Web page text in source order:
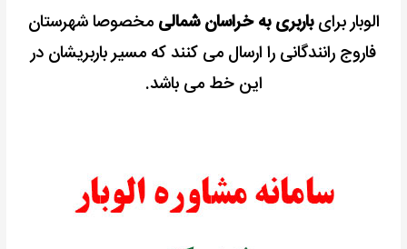
الوبار برایباربری به خراسان شمالیمخصوصا شهرستان
فاروج رانندگانی را ارسال می کنند که مسیر باربریشان در
این خط می باشد.